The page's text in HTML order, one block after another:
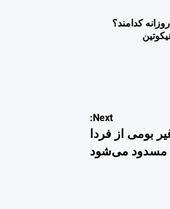
کدامند؟
Next:
بومی از فردا
مسدود می‌شود